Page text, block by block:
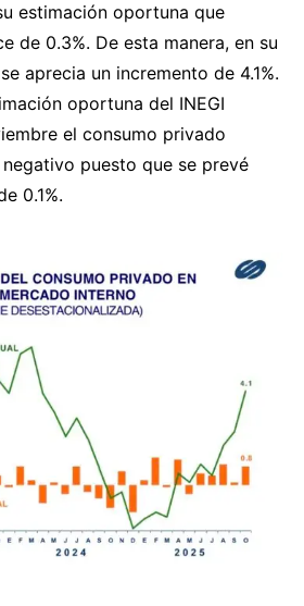
estimación oportuna que
de 0.3%. De esta manera, en su
aprecia un incremento de 4.1%.
oportuna del INEGI
el consumo privado
puesto que se prevé
0.1%.